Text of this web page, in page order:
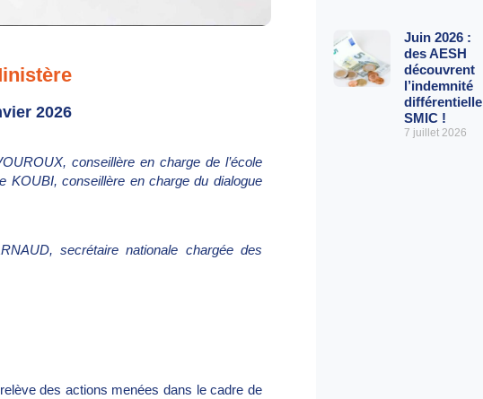
2026
conseillère en charge de l’école
KOUBI, conseillère en charge du dialogue
secrétaire nationale chargée des
des actions menées dans le cadre de
Juin 2026 :
des AESH
découvrent
l’indemnité
différentielle
SMIC !
7 juillet 2026